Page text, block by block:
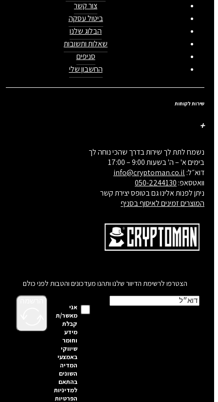
צור קשר
ביטול עסקה
הבלוג שלנו
שאלות ותשובות
סניפים
החשבון שלי
שירות לקוחות
נשמח לתת לך שירות בדרך שהכי נוחה לך
בימים א' – ה' בשעות 9:00 – 17:00
דוא״ל:info@cryptoman.co.il
וואטסאפ:050-2244130
ניתן לפנות אלינו גם בטופס יצירת קשר
המוצרים זמינים לאיסוף בסניף
הצטרפו לרשימת הדיוור שלנו ותהנו מעדכונים והטבות לפני כולם
אני
מאשר/ת
קבלת
מידע
וחומר
שיווקי
באמצעי
המדיה
השונים
בהתאם
למדיניות
הפרטיות
הרשמה